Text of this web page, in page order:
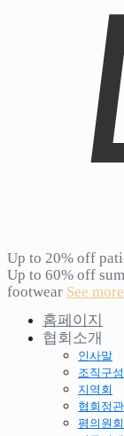
Up to 20% off
Up to 60% off
footwear See more
홈페이지
협회소개
인사말
조직구성
지역회
협회정관
평의원회